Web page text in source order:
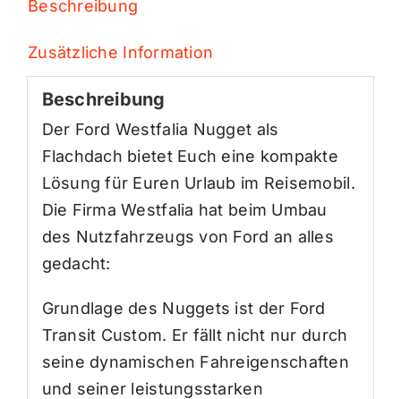
Beschreibung
Zusätzliche Information
Beschreibung
Der Ford Westfalia Nugget als
Flachdach bietet Euch eine kompakte
Lösung für Euren Urlaub im Reisemobil.
Die Firma Westfalia hat beim Umbau
des Nutzfahrzeugs von Ford an alles
gedacht:
Grundlage des Nuggets ist der Ford
Transit Custom. Er fällt nicht nur durch
seine dynamischen Fahreigenschaften
und seiner leistungsstarken